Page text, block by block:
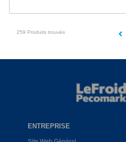
259 Produits trouvés
ENTREPRISE